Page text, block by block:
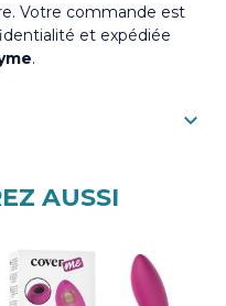
Votre commande est
et expédiée
.
lubrifiant à
AUSSI